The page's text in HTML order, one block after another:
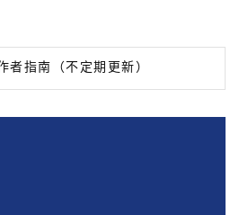
者指南（不定期更新）